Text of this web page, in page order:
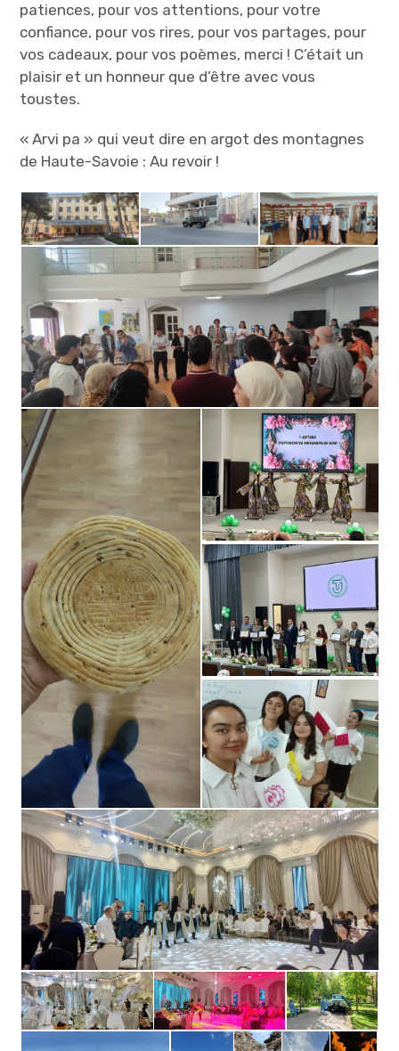
patiences, pour vos attentions, pour votre
confiance, pour vos rires, pour vos partages, pour
vos cadeaux, pour vos poèmes, merci ! C’était un
plaisir et un honneur que d’être avec vous
toustes.
« Arvi pa » qui veut dire en argot des montagnes
de Haute-Savoie : Au revoir !